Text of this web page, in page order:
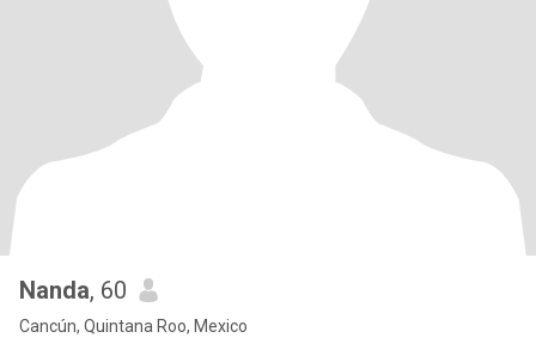
Nanda, 60
Cancún, Quintana Roo, Mexico